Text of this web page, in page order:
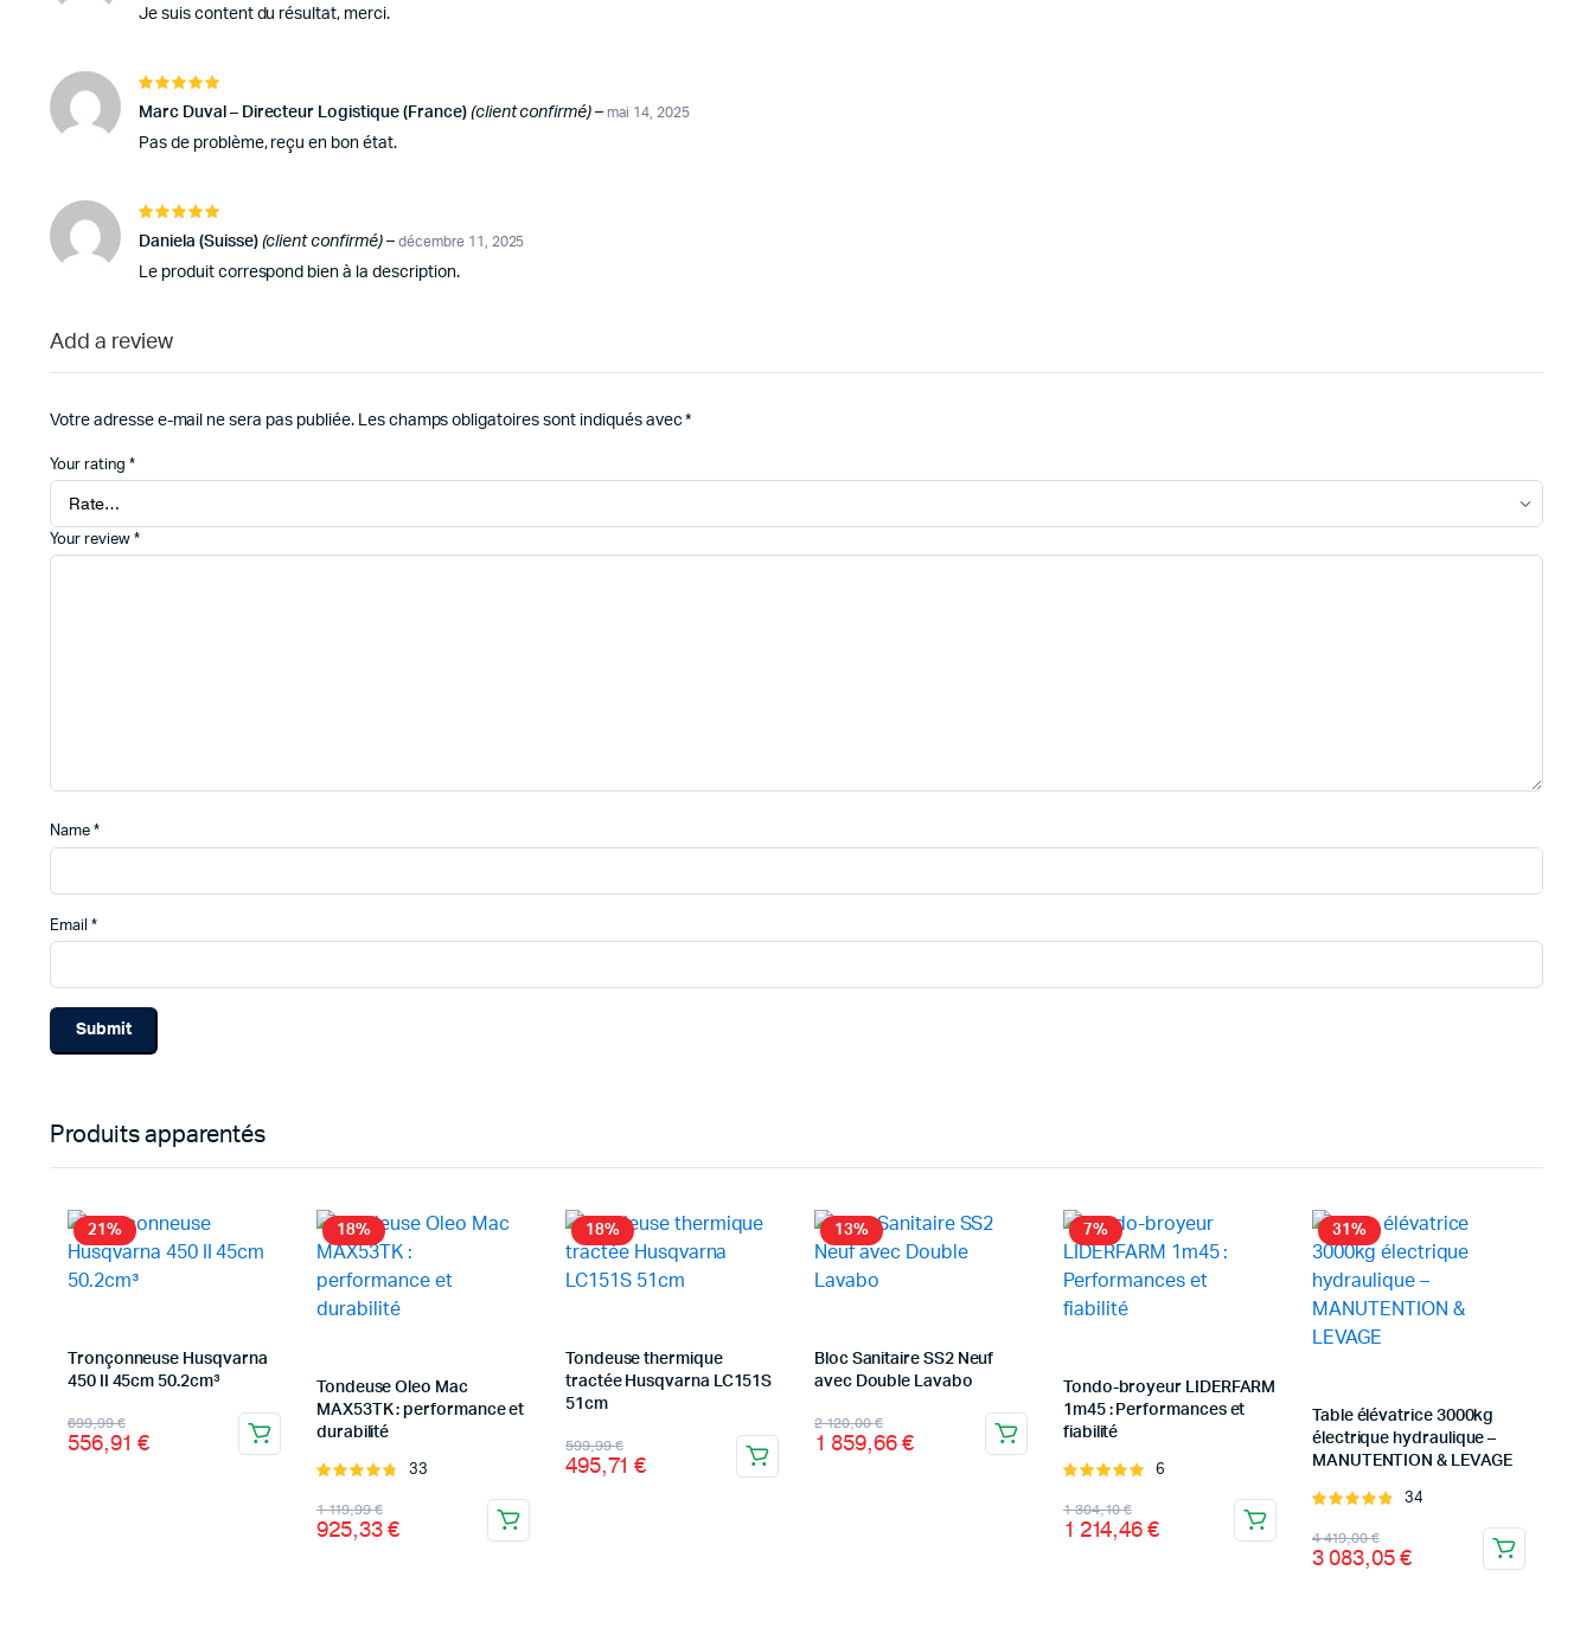
Je suis content du résultat, merci.
5sur 5
Marc Duval – Directeur Logistique (France) (client confirmé) – mai 14, 2025
Pas de problème, reçu en bon état.
5sur 5
Daniela (Suisse) (client confirmé) – décembre 11, 2025
Le produit correspond bien à la description.
Add a review
Votre adresse e-mail ne sera pas publiée. Les champs obligatoires sont indiqués avec*
Your rating *
Your review *
Name *
Email *
Produits apparentés
21%
Tronçonneuse Husqvarna
450 II 45cm 50.2cm³
699,99€
Le
prix
556,91 €
Le
prix
18%
Tondeuse Oleo Mac
MAX53TK : performance et
durabilité
Note
33
1 119,99€
Le
prix
925,33€
Le
prix
18%
Tondeuse thermique
tractée Husqvarna LC151S
51cm
599,99€
Le
prix
495,71 €
Le
prix
13%
Bloc Sanitaire SS2 Neuf
avec Double Lavabo
2 120,00€
Le
prix
1 859,66€
Le
prix
7%
Tondo-broyeur LIDERFARM
1m45 : Performances et
fiabilité
Note
6
1 304,10€
Le
prix
1 214,46€
Le
prix
31%
Table élévatrice 3000kg
électrique hydraulique –
MANUTENTION & LEVAGE
Note
34
4 419,00€
Le
prix
3 083,05€
Le
prix